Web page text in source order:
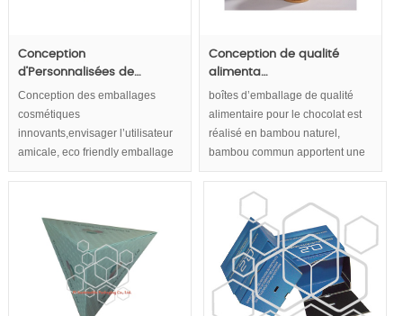
Conception
d’Personnalisées de…
Conception des emballages
cosmétiques
innovants,envisager l’utilisateur
amicale, eco friendly emballage
cosmétique,emballages de
d’emballage cosmétique. Forme
pyramidale accroître la capacité
de commercialisation
considérablement.
Conception de qualité
alimenta…
boîtes d’emballage de qualité
alimentaire pour le chocolat est
réalisé en bambou naturel,
bambou commun apportent une
sensation saine et naturelle aux
boîtes de chocolat emballage.
Eco Emballages convivial et
durable pour chocolat ou thé
accumulent image d’entreprise
responsable.